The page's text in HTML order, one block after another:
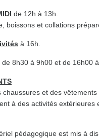
de 12h à 13h.
boissons et collations
à 16h.
de 8h30 à 9h00 et de 16h00
chaussures et des vêtements
à des activités extérieures
pédagogique est mis à